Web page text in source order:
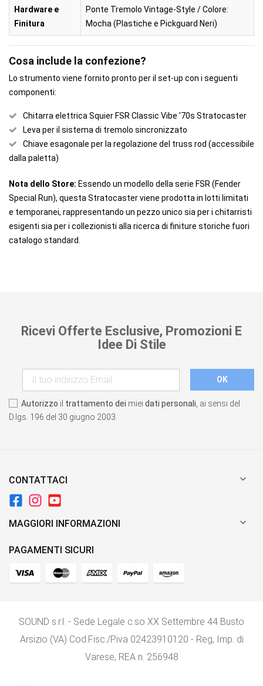
Hardware e
Finitura
Ponte Tremolo Vintage-Style / Colore:
Mocha (Plastiche e Pickguard Neri)
Cosa include la confezione?
Lo strumento viene fornito pronto per il set-up con i seguenti
componenti:
Chitarra elettrica Squier FSR Classic Vibe '70s Stratocaster
Leva per il sistema di tremolo sincronizzato
Chiave esagonale per la regolazione del truss rod (accessibile
dalla paletta)
Nota dello Store: Essendo un modello della serie FSR (Fender
Special Run), questa Stratocaster viene prodotta in lotti limitati
e temporanei, rappresentando un pezzo unico sia per i chitarristi
esigenti sia per i collezionisti alla ricerca di finiture storiche fuori
catalogo standard.
Ricevi Offerte Esclusive, Promozioni E
Idee Di Stile
Autorizzo il trattamento dei miei dati personali , ai sensi del
D.lgs. 196 del 30 giugno 2003.
CONTATTACI 
MAGGIORI INFORMAZIONI 
PAGAMENTI SICURI
SOUND s.r.l. - Sede Legale c.so XX Settembre 44 Busto
Arsizio (VA) Cod.Fisc./P.iva 02423910120 - Reg, Imp. di
Varese, REA n. 256948